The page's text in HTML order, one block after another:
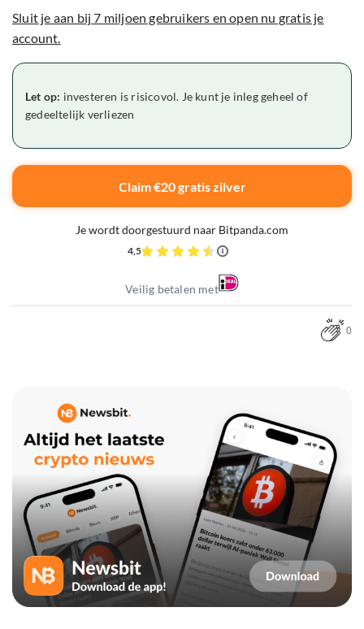
Sluit je aan bij 7 miljoen gebruikers en open nu gratis je
account.
Let op: investeren is risicovol. Je kunt je inleg geheel of
gedeeltelijk verliezen
Claim €20 gratis zilver
Je wordt doorgestuurd naar Bitpanda.com
4,5
Veilig betalen met
0